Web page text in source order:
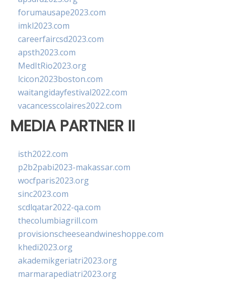
forumausape2023.com
imkl2023.com
careerfaircsd2023.com
apsth2023.com
MedItRio2023.org
lcicon2023boston.com
waitangidayfestival2022.com
vacancesscolaires2022.com
MEDIA PARTNER II
isth2022.com
p2b2pabi2023-makassar.com
wocfparis2023.org
sinc2023.com
scdlqatar2022-qa.com
thecolumbiagrill.com
provisionscheeseandwineshoppe.com
khedi2023.org
akademikgeriatri2023.org
marmarapediatri2023.org